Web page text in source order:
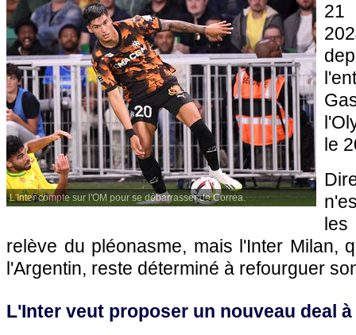
L'Inter compte sur l'OM pour se débarrasser de Correa.
21
le
les
relève du pléonasme, mais l'Inter Milan,
l'Argentin, reste déterminé à refourguer
L'Inter veut proposer un nouveau deal à